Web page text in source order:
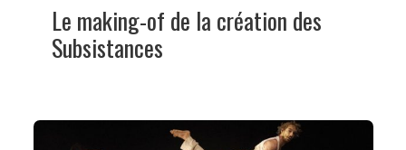
Le making-of de la création des
Subsistances